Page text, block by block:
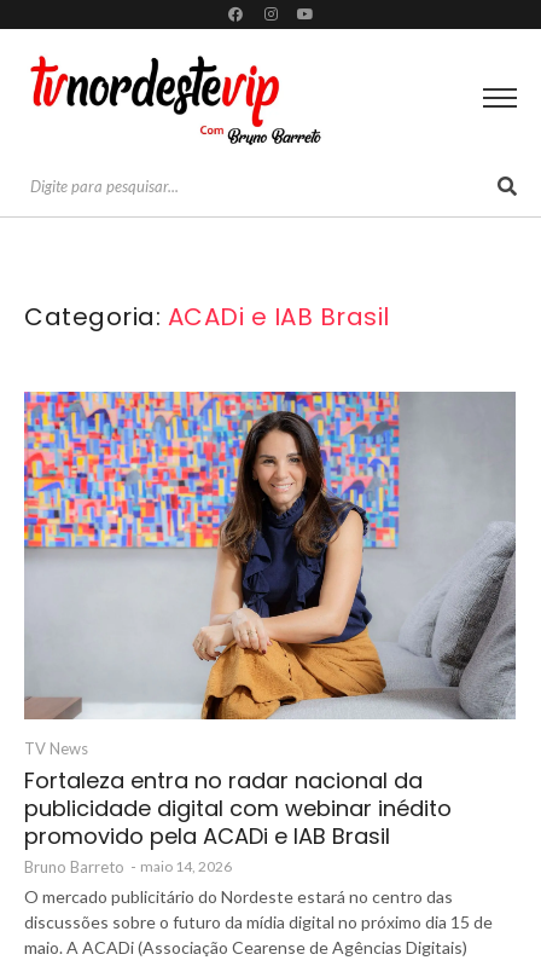
Categoria: ACADi e IAB Brasil
TV News
Fortaleza entra no radar nacional da
publicidade digital com webinar inédito
promovido pela ACADi e IAB Brasil
Bruno Barreto - maio 14, 2026
O mercado publicitário do Nordeste estará no centro das
discussões sobre o futuro da mídia digital no próximo dia 15 de
maio. A ACADi (Associação Cearense de Agências Digitais)